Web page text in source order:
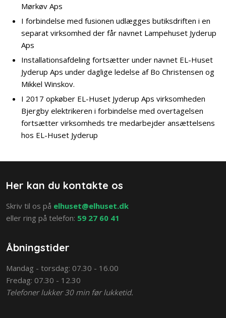
Mørkøv Aps
I forbindelse med fusionen udlægges butiksdriften i en
separat virksomhed der får navnet Lampehuset Jyderup
Aps
Installationsafdeling fortsætter under navnet EL-Huset
Jyderup Aps under daglige ledelse af Bo Christensen og
Mikkel Winskov.
I 2017 opkøber EL-Huset Jyderup Aps virksomheden
Bjergby elektrikeren i forbindelse med overtagelsen
fortsætter virksomheds tre medarbejder ansættelsens
hos EL-Huset Jyderup
Her kan du kontakte os
​Skriv til os på elhuset@elhuset.dk
eller ring på telefon: ​ 59 27 60 41
Åbningstider
Mandag - torsdag: 07.30 - 16.00
Fredag: 07.30 - 12.30
Telefoner lukker 30 min før lukketid.